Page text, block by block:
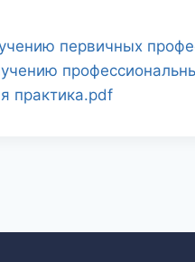
первичных
практика.pdf